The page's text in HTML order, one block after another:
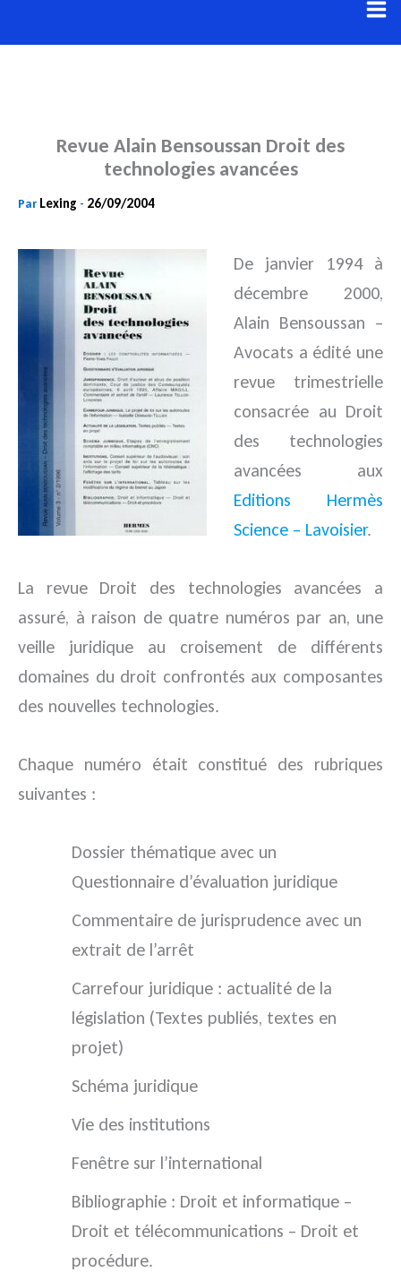
au
Revue Alain Bensoussan Droit des
technologies avancées
Par Lexing - 26/09/2004
De janvier 1994 à
décembre 2000,
Alain Bensoussan –
Avocats a édité une
revue trimestrielle
consacrée au Droit
des technologies
avancées aux
Editions Hermès
Science – Lavoisier.
La revue Droit des technologies avancées a
assuré, à raison de quatre numéros par an, une
veille juridique au croisement de différents
domaines du droit confrontés aux composantes
des nouvelles technologies.
Chaque numéro était constitué des rubriques
suivantes :
Dossier thématique avec un
Questionnaire d’évaluation juridique
Commentaire de jurisprudence avec un
extrait de l’arrêt
Carrefour juridique : actualité de la
législation (Textes publiés, textes en
projet)
Schéma juridique
Vie des institutions
Fenêtre sur l’international
Bibliographie : Droit et informatique –
Droit et télécommunications – Droit et
procédure.